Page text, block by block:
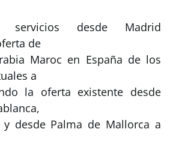
servicios desde Madrid
de
Maroc en España de los
a
la oferta existente desde
desde Palma de Mallorca a